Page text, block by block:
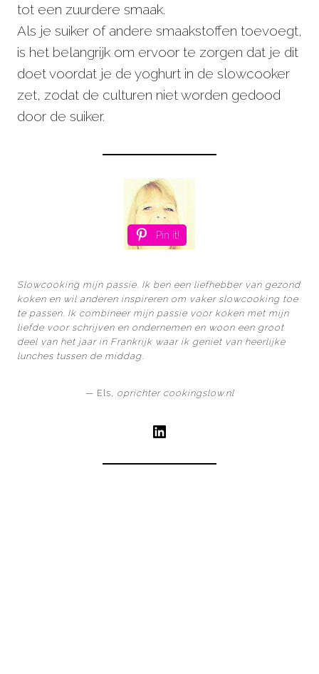
tot een zuurdere smaak.
Als je suiker of andere smaakstoffen toevoegt,
is het belangrijk om ervoor te zorgen dat je dit
doet voordat je de yoghurt in de slowcooker
zet, zodat de culturen niet worden gedood
door de suiker.
Pin it!
Slowcooking mijn passie. Ik ben een liefhebber van gezond
koken en wil anderen inspireren om vaker slowcooking toe
te passen. Ik combineer mijn passie voor koken met mijn
liefde voor schrijven en ondernemen en woon een groot
deel van het jaar in Frankrijk waar ik geniet van heerlijke
lunches tussen de middag.
— Els, oprichter cookingslow.nl
LinkedIn